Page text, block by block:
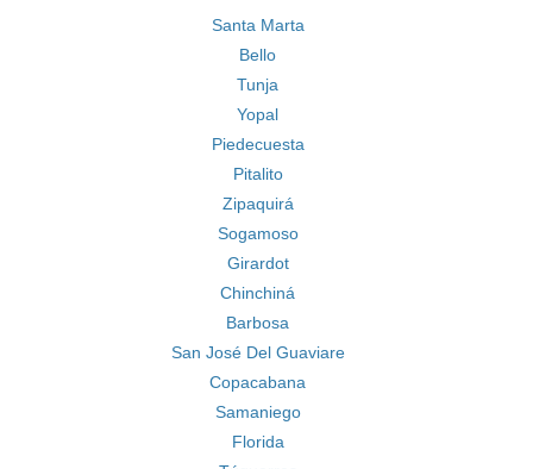
Santa Marta
Bello
Tunja
Yopal
Piedecuesta
Pitalito
Zipaquirá
Sogamoso
Girardot
Chinchiná
Barbosa
San José Del Guaviare
Copacabana
Samaniego
Florida